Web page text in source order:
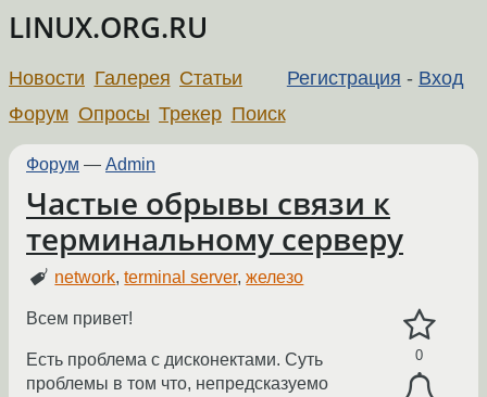
LINUX.ORG.RU
Регистрация - Вход
Новости Галерея Статьи
Форум Опросы Трекер Поиск
Форум — Admin
Частые обрывы связи к
терминальному серверу
network,terminal server,железо
0
Всем привет!
Есть проблема с дисконектами. Суть
проблемы в том что, непредсказуемо